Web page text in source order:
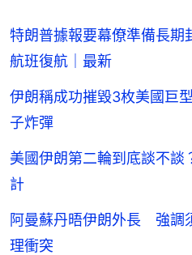
特朗普據報要幕僚準備長
航班復航｜最新
伊朗稱成功摧毀3枚美國
子炸彈
美國伊朗第二輪到底談不談
計
阿曼蘇丹晤伊朗外長 強
理衝突